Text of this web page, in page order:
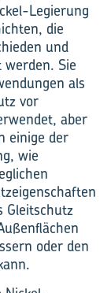
Legierung
die
und
Sie
als
vor
aber
einige der
wie
Gleitschutz
oder den